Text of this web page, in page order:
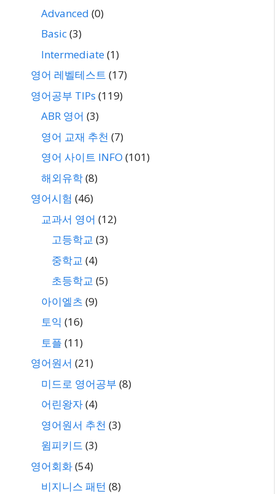
Advanced (0)
Basic(3)
Intermediate(1)
영어 레벨테스트 (17)
영어공부 TIPs (119)
ABR 영어 (3)
영어 교재 추천 (7)
영어 사이트 INFO (101)
해외유학(8)
영어시험 (46)
교과서 영어 (12)
고등학교 (3)
중학교 (4)
초등학교 (5)
아이엘츠 (9)
토익 (16)
토플 (11)
영어원서 (21)
미드로 영어공부 (8)
어린왕자(4)
영어원서 추천 (3)
윔피키드 (3)
영어회화(54)
비지니스 패턴 (8)